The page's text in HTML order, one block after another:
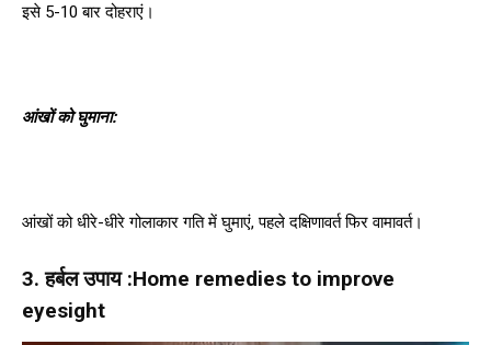
इसे 5-10 बार दोहराएं।
आंखों को घुमाना:
आंखों को धीरे-धीरे गोलाकार गति में घुमाएं, पहले दक्षिणावर्त फिर वामावर्त।
3. हर्बल उपाय :Home remedies to improve
eyesight